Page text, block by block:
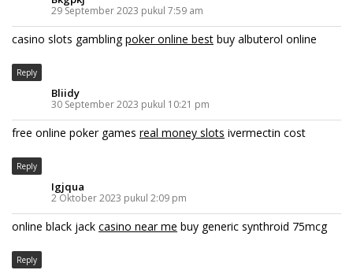
29 September 2023 pukul 7:59 am
casino slots gamblingpoker online best buy albuterol online
Reply
Bliidy
30 September 2023 pukul 10:21 pm
free online poker games real money slots ivermectin cost
Reply
Igjqua
2 Oktober 2023 pukul 2:09 pm
online black jack casino near me buy generic synthroid 75mcg
Reply